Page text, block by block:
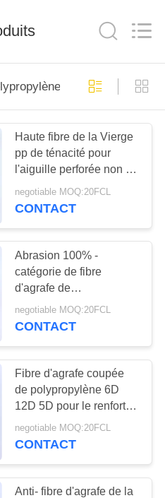
de
de psf
de
de fonte
15
22
Haute fibre de la Vierge
pp de ténacité pour
l'aiguille perforée non -
tissé dans le noir
negotiable MOQ:20FCL
CONTACT
Abrasion 100% -
catégorie de fibre
d'agrafe de
polypropylène de noir
résistante d'aa
negotiable MOQ:20FCL
CONTACT
Fibre d'agrafe coupée
de polypropylène 6D
12D 5D pour le renfort
concret
negotiable MOQ:20FCL
CONTACT
Anti- fibre d'agrafe de la